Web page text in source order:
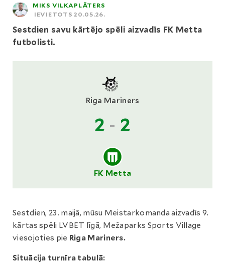
MIKS VILKAPLĀTERS
IEVIETOTS 20.05.26.
Sestdien savu kārtējo spēli aizvadīs FK Metta
futbolisti.
Riga Mariners
2 - 2
FK Metta
Sestdien, 23. maijā, mūsu Meistarkomanda aizvadīs 9.
kārtas spēli LVBET līgā, Mežaparks Sports Village
viesojoties pie Riga Mariners.
Situācija turnīra tabulā: